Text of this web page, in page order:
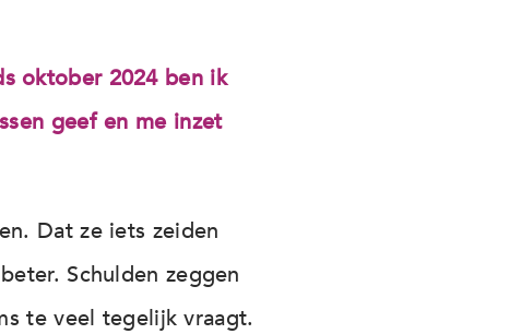
oktober 2024 ben ik
geef en me inzet
Dat ze iets zeiden
Schulden zeggen
te veel tegelijk vraagt.